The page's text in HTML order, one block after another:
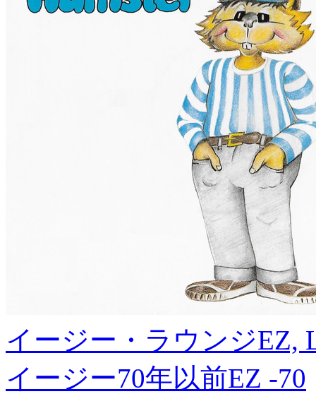
イージー・ラウンジEZ,
イージー70年以前EZ -70